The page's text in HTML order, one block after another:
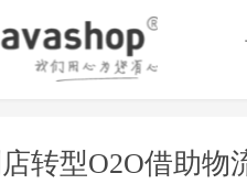
转型O2O借助物